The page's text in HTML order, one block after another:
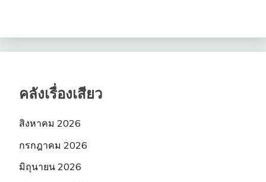
คลังเรื่องเสียว
สิงหาคม 2026
กรกฎาคม 2026
มิถุนายน 2026